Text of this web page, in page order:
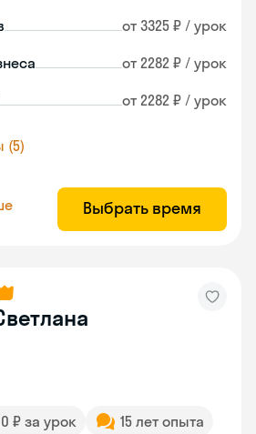
от 3325 ₽ / урок
от 2282 ₽ / урок
от 2282 ₽ / урок
(5)
Выбрать время
₽ за урок
15 лет опыта